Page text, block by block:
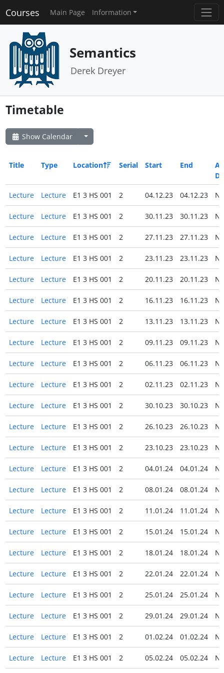
Courses Main Page Information
Semantics
Derek Dreyer
Timetable
Show Calendar
Title Type Location Serial Start End
All
Lecture Lecture E1 3 HS 001 2 04.12.23 04.12.23
Lecture Lecture E1 3 HS 001 2 30.11.23 30.11.23
Lecture Lecture E1 3 HS 001 2 27.11.23 27.11.23
Lecture Lecture E1 3 HS 001 2 23.11.23 23.11.23
Lecture Lecture E1 3 HS 001 2 20.11.23 20.11.23
Lecture Lecture E1 3 HS 001 2 16.11.23 16.11.23
Lecture Lecture E1 3 HS 001 2 13.11.23 13.11.23
Lecture Lecture E1 3 HS 001 2 09.11.23 09.11.23
Lecture Lecture E1 3 HS 001 2 06.11.23 06.11.23
Lecture Lecture E1 3 HS 001 2 02.11.23 02.11.23
Lecture Lecture E1 3 HS 001 2 30.10.23 30.10.23
Lecture Lecture E1 3 HS 001 2 26.10.23 26.10.23
Lecture Lecture E1 3 HS 001 2 23.10.23 23.10.23
Lecture Lecture E1 3 HS 001 2 04.01.24 04.01.24
Lecture Lecture E1 3 HS 001 2 08.01.24 08.01.24
Lecture Lecture E1 3 HS 001 2 11.01.24 11.01.24
Lecture Lecture E1 3 HS 001 2 15.01.24 15.01.24
Lecture Lecture E1 3 HS 001 2 18.01.24 18.01.24
Lecture Lecture E1 3 HS 001 2 22.01.24 22.01.24
Lecture Lecture E1 3 HS 001 2 25.01.24 25.01.24
Lecture Lecture E1 3 HS 001 2 29.01.24 29.01.24
Lecture Lecture E1 3 HS 001 2 01.02.24 01.02.24
Lecture Lecture E1 3 HS 001 2 05.02.24 05.02.24